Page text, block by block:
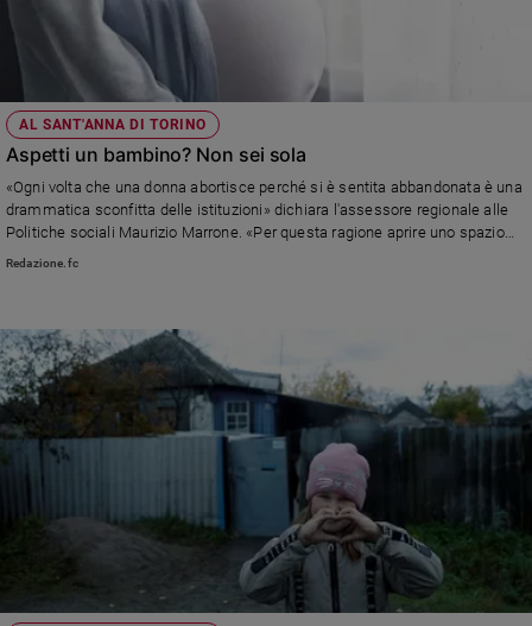
AL SANT'ANNA DI TORINO
Aspetti un bambino? Non sei sola
«Ogni volta che una donna abortisce perché si è sentita abbandonata è una
drammatica sconfitta delle istituzioni» dichiara l'assessore regionale alle
Politiche sociali Maurizio Marrone. «Per questa ragione aprire uno spazio
dove trovare aiuto è una conquista sociale per tutta la comunità». Al
Redazione.fc